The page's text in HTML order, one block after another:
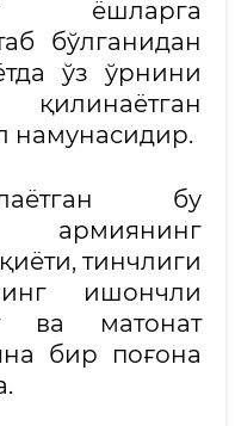
ёшларга
бўлганидан
ўз ўрнини
намунасидир.
бу
армиянинг
тинчлиги
ишончли
ва матонат
бир поғона